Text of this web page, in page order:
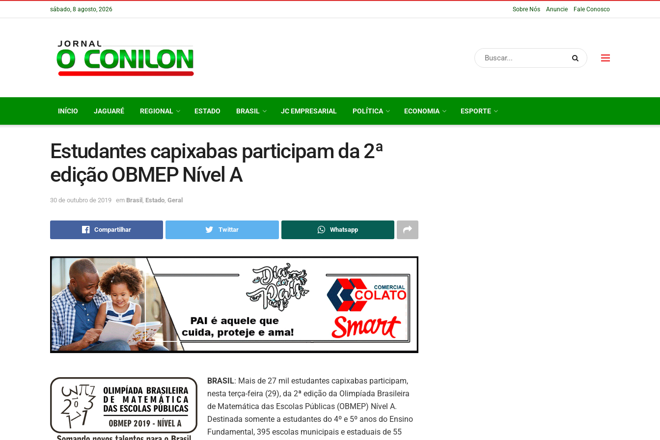
sábado, 8 agosto, 2026 Sobre Nós Anuncie Fale Conosco
INÍCIO JAGUARÉ REGIONAL ESTADO BRASIL JC EMPRESARIAL POLÍTICA ECONOMIA ESPORTE
Estudantes capixabas participam da 2ª
edição OBMEP Nível A
30 de outubro de 2019 em Brasil Estado Geral
Compartilhar Twittar Whatsapp
BRASIL: Mais de 27 mil estudantes capixabas participam,
nesta terça-feira (29), da 2ª edição da Olimpíada Brasileira
de Matemática das Escolas Públicas (OBMEP) Nível A.
Destinada somente a estudantes do 4º e 5º anos do Ensino
Fundamental, 395 escolas municipais e estaduais de 55